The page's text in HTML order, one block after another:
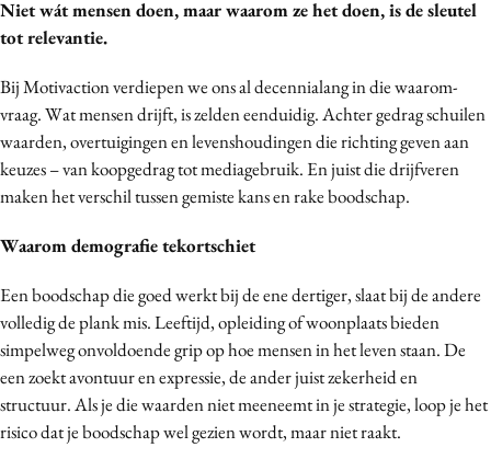
Data & Insights
Digital transformation
Diversiteit
Effectiviteit
Gedragsverandering
Interne communicatie
Martech
Media
Merkstrategie
PR
Programmatic
Purpose Marketing
Niet wát mensen doen, maar waarom ze het doen, is de sleutel
tot relevantie.
Bij Motivaction verdiepen we ons al decennialang in die waarom-
vraag. Wat mensen drijft, is zelden eenduidig. Achter gedrag schuilen
waarden, overtuigingen en levenshoudingen die richting geven aan
keuzes – van koopgedrag tot mediagebruik. En juist die drijfveren
maken het verschil tussen gemiste kans en rake boodschap.
Waarom demografie tekortschiet
Een boodschap die goed werkt bij de ene dertiger, slaat bij de andere
volledig de plank mis. Leeftijd, opleiding of woonplaats bieden
simpelweg onvoldoende grip op hoe mensen in het leven staan. De
een zoekt avontuur en expressie, de ander juist zekerheid en
structuur. Als je die waarden niet meeneemt in je strategie, loop je het
risico dat je boodschap wel gezien wordt, maar niet raakt.